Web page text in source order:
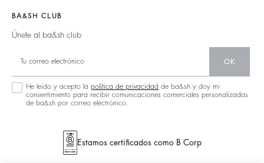
Joyas
BA&SH CLUB
Únete al ba&sh club
OK
He leído y acepto la política de privacidad de ba&sh y doy mi
consentimiento para recibir comunicaciones comerciales personalizadas
de ba&sh por correo electrónico.
Estamos certificados como B Corp